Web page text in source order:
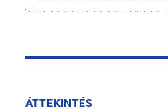
ÁTTEKINTÉS